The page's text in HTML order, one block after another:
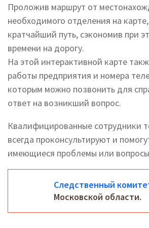
Проложив маршрут от
необходимого отделения на
кратчайший путь, сэкономив при
времени на дорогу.
На этой интерактивной карте
работы предприятия и номера
которым можно позвонить для
ответ на возникший вопрос.
Квалифицированные сотрудники
всегда проконсультируют и
имеющиеся проблемы или
Следственный
Московской области.